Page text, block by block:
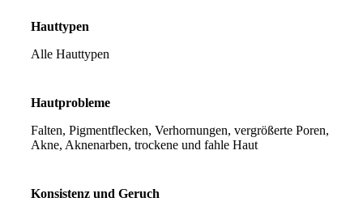
Hauttypen
Alle Hauttypen
Hautprobleme
Falten, Pigmentflecken, Verhornungen, vergrößerte Poren,
Akne, Aknenarben, trockene und fahle Haut
Konsistenz und Geruch